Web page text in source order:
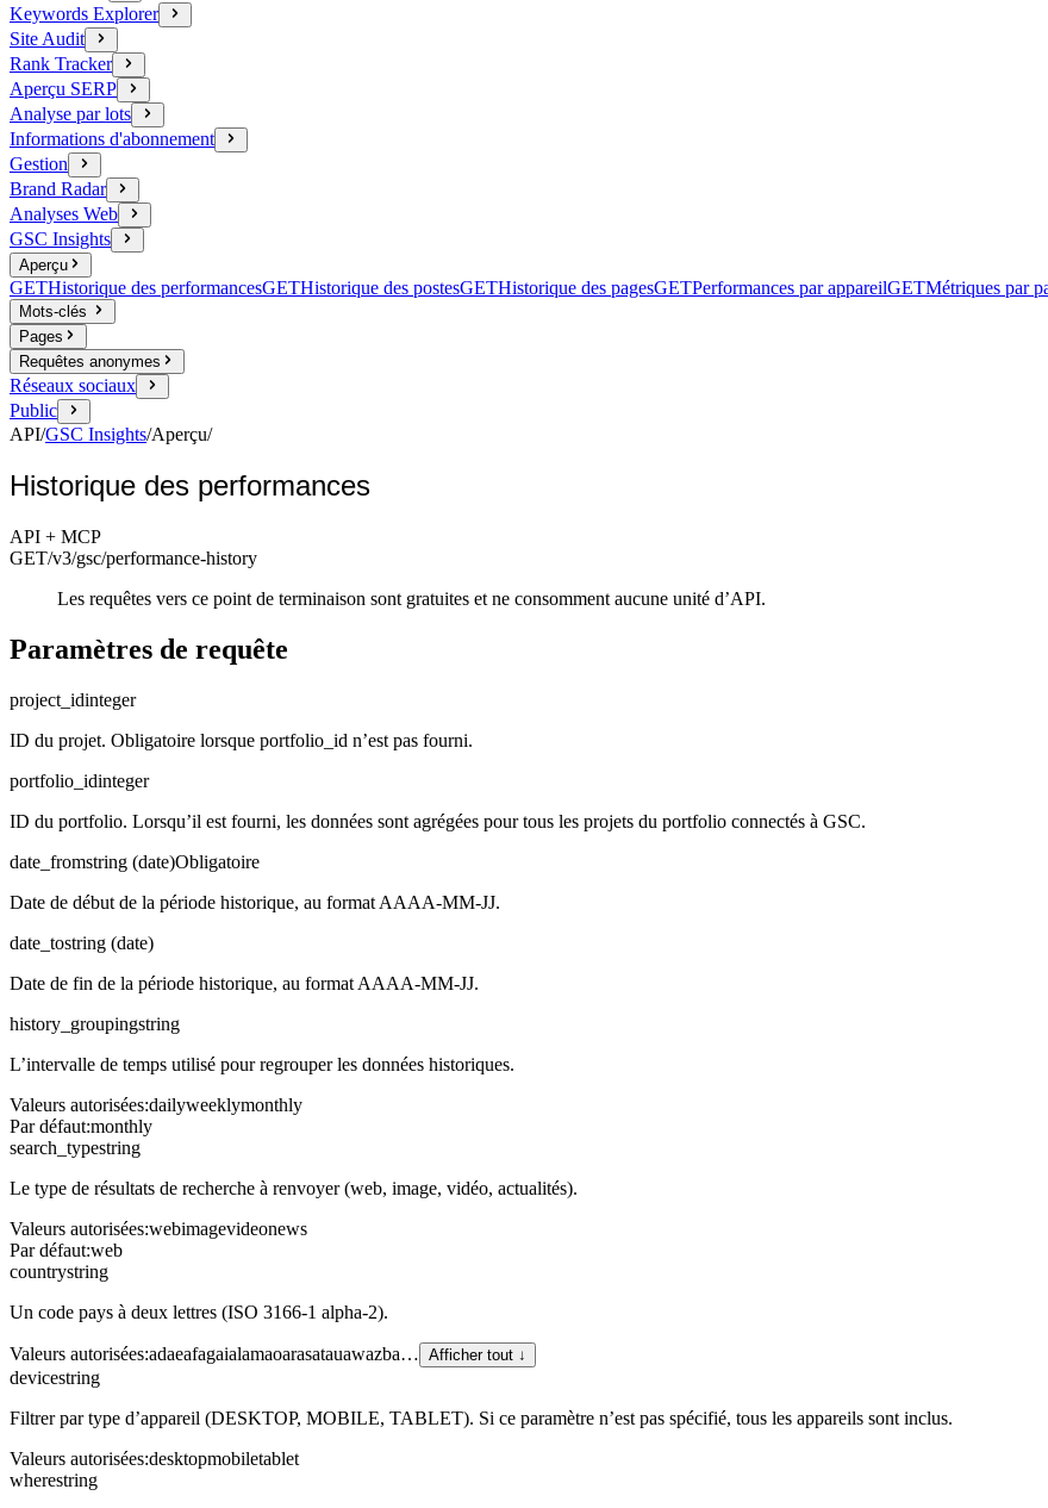
Keywords Explorer
Site Audit
Rank Tracker
Aperçu SERP
Analyse par lots
Informations d'abonnement
Gestion
Brand Radar
Analyses Web
GSC Insights
Aperçu
GETHistorique des performancesGETHistorique des postesGETHistorique des pagesGETPerformances par appareilGETMétriques par
Mots-clés
Pages
Requêtes anonymes
Réseaux sociaux
Public
API/GSC Insights/Aperçu/
Historique des performances
API + MCP
GET/v3/gsc/performance-history
Les requêtes vers ce point de terminaison sont gratuites et ne consomment aucune unité d’API.
Paramètres de requête
project_idinteger
ID du projet. Obligatoire lorsque portfolio_id n’est pas fourni.
portfolio_idinteger
ID du portfolio. Lorsqu’il est fourni, les données sont agrégées pour tous les projets du portfolio connectés à GSC.
date_fromstring (date)Obligatoire
Date de début de la période historique, au format AAAA-MM-JJ.
date_tostring (date)
Date de fin de la période historique, au format AAAA-MM-JJ.
history_groupingstring
L’intervalle de temps utilisé pour regrouper les données historiques.
Valeurs autorisées:dailyweeklymonthly
Par défaut:monthly
search_typestring
Le type de résultats de recherche à renvoyer (web, image, vidéo, actualités).
Valeurs autorisées:webimagevideonews
Par défaut:web
countrystring
Un code pays à deux lettres (ISO 3166-1 alpha-2).
Valeurs autorisées:adaeafagaialamaoarasatauawazba… Afficher tout ↓
devicestring
Filtrer par type d’appareil (DESKTOP, MOBILE, TABLET). Si ce paramètre n’est pas spécifié, tous les appareils sont inclus.
Valeurs autorisées:desktopmobiletablet
wherestring